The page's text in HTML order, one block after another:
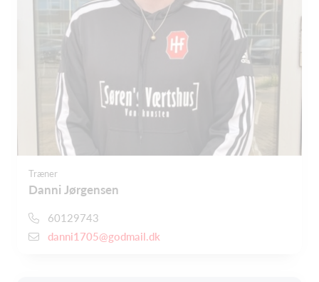
Træner
Danni Jørgensen
60129743
danni1705@godmail.dk